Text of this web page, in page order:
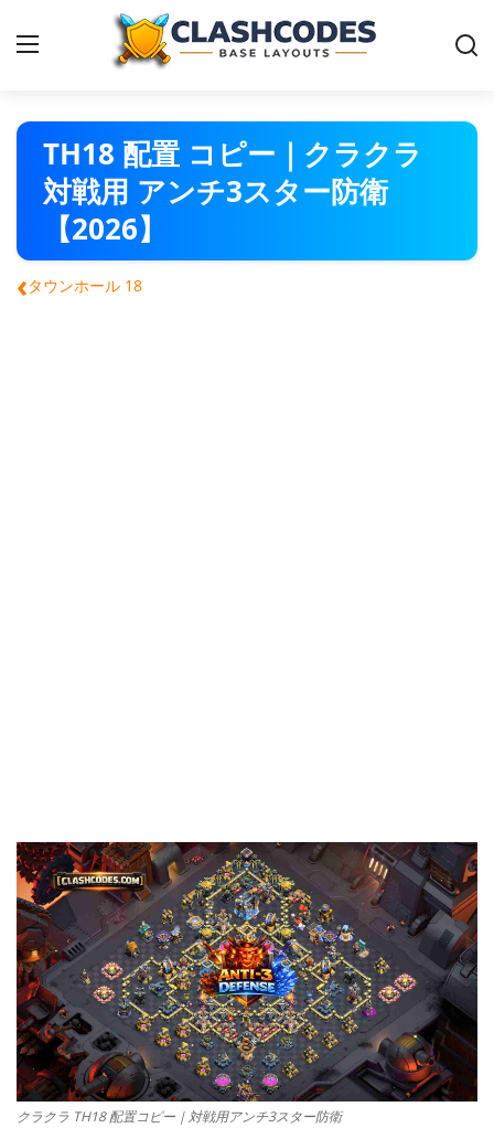
クラクラ 配置
日本語
TH18 配置 コピー｜クラクラ
対戦用 アンチ3スター防衛
【2026】
‹タウンホール 18
クラクラ TH18 配置コピー｜対戦用アンチ3スター防衛